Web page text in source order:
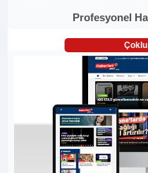
Profesyonel